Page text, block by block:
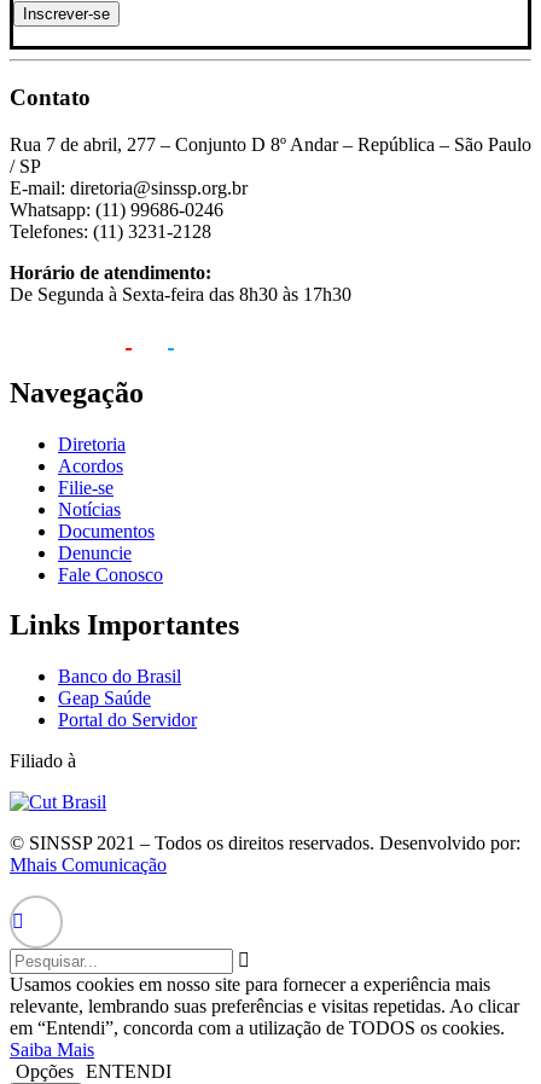
Contato
Rua 7 de abril, 277 – Conjunto D 8º Andar – República – São Paulo
/ SP
E-mail: diretoria@sinssp.org.br
Whatsapp: (11) 99686-0246
Telefones: (11) 3231-2128
Horário de atendimento:
De Segunda à Sexta-feira das 8h30 às 17h30
Navegação
Diretoria
Acordos
Filie-se
Notícias
Documentos
Denuncie
Fale Conosco
Links Importantes
Banco do Brasil
Geap Saúde
Portal do Servidor
Filiado à
© SINSSP 2021 – Todos os direitos reservados. Desenvolvido por:
Mhais Comunicação
Usamos cookies em nosso site para fornecer a experiência mais
relevante, lembrando suas preferências e visitas repetidas. Ao clicar
em “Entendi”, concorda com a utilização de TODOS os cookies.
Saiba Mais
Opções ENTENDI